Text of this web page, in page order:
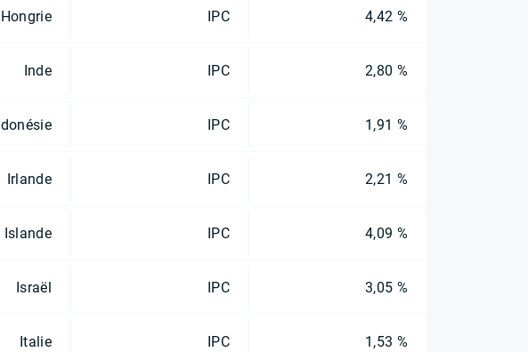
Hongrie IPC 4,42 %
Inde IPC 2,80 %
IPC 1,91 %
Irlande IPC 2,21 %
Islande IPC 4,09 %
Israël IPC 3,05 %
Italie IPC 1,53 %